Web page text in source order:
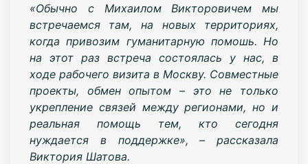
«Обычно с Михаилом Викторовичем мы
встречаемся там, на новых территориях,
когда привозим гуманитарную помошь. Но
на этот раз встреча состоялась у нас, в
ходе рабочего визита в Москву. Совместные
проекты, обмен опытом – это не только
укрепление связей между регионами, но и
реальная помощь тем, кто сегодня
нуждается в поддержке», – рассказала
Виктория Шатова.